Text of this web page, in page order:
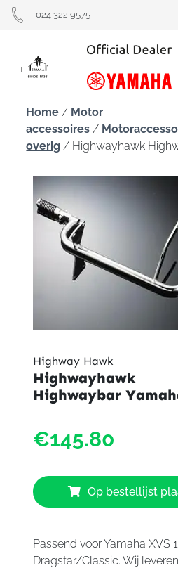
024 322 9575
Home / Motor
accessoires /
overig / Highwayhawk
Highway Hawk
Highwayhawk
Highwaybar
€145.80
Op bestellijst
Passend voor Yamaha XVS
Dragstar/Classic. Wij